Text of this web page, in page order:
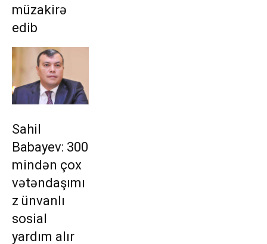
müzakirə
edib
Sahil
Babayev: 300
mindən çox
vətəndaşımı
z ünvanlı
sosial
yardım alır